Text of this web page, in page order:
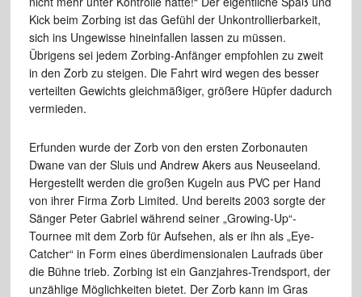
Kick beim Zorbing ist das Gefühl der Unkontrollierbarkeit,
sich ins Ungewisse hineinfallen lassen zu müssen.
Übrigens sei jedem Zorbing-Anfänger empfohlen zu zweit
in den Zorb zu steigen. Die Fahrt wird wegen des besser
verteilten Gewichts gleichmäßiger, größere Hüpfer dadurch
vermieden.
Erfunden wurde der Zorb von den ersten Zorbonauten
Dwane van der Sluis und Andrew Akers aus Neuseeland.
Hergestellt werden die großen Kugeln aus PVC per Hand
von ihrer Firma Zorb Limited. Und bereits 2003 sorgte der
Sänger Peter Gabriel während seiner „Growing-Up“-
Tournee mit dem Zorb für Aufsehen, als er ihn als „Eye-
Catcher“ in Form eines überdimensionalen Laufrads über
die Bühne trieb. Zorbing ist ein Ganzjahres-Trendsport, der
unzählige Möglichkeiten bietet. Der Zorb kann im Gras